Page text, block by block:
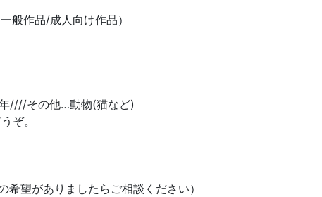
般作品/成人向け作品）
////その他…動物(猫など)
ぞ。
望がありましたらご相談ください）